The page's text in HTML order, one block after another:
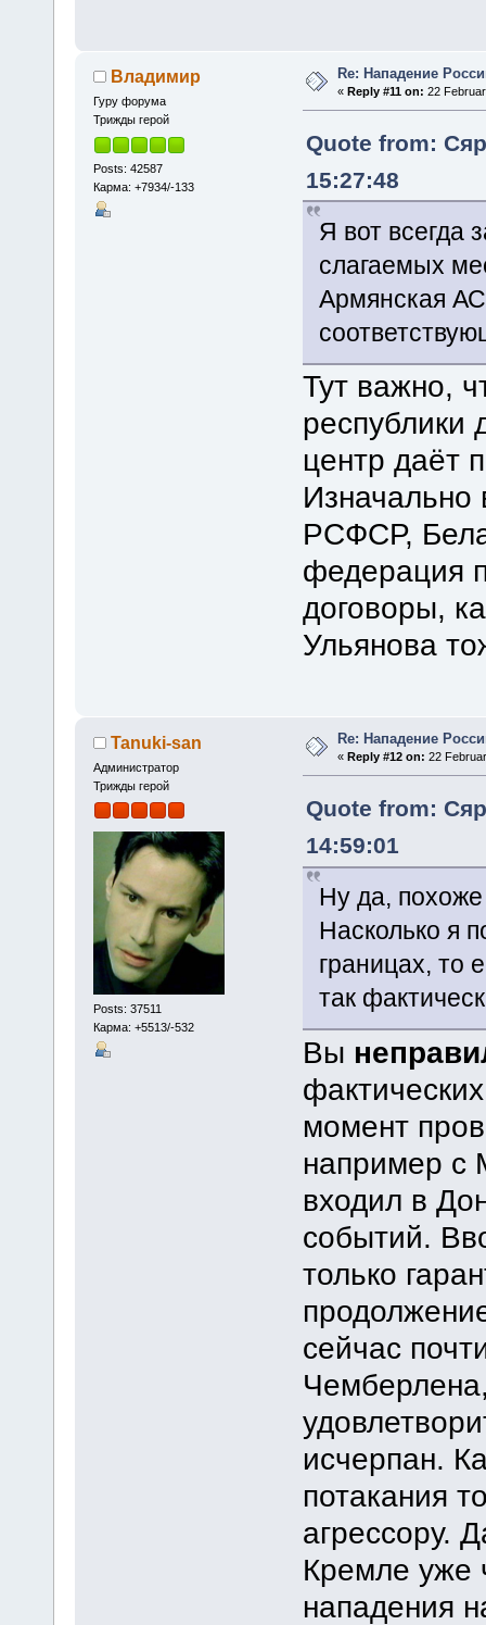
Владимир
Гуру форума
Трижды герой
Posts: 42587
Карма: +7934/-133
Re: Нападение
«Reply #11 on: 22
Quote from:
15:27:48
Я вот всегда
слагаемых
Армянская
Тут важно,
республики
центр даёт
Изначально
РСФСР,
федерация
договоры,
Ульянова
Tanuki-san
Администратор
Трижды герой
Posts: 37511
Карма: +5513/-532
Re: Нападение
« Reply #12 on: 22
Quote from:
14:59:01
Ну да,
Насколько я
границах, то
так
Вы
момент
например с
входил в
событий.
только
сейчас
исчерпан.
потакания
агрессору.
Кремле уже
нападения